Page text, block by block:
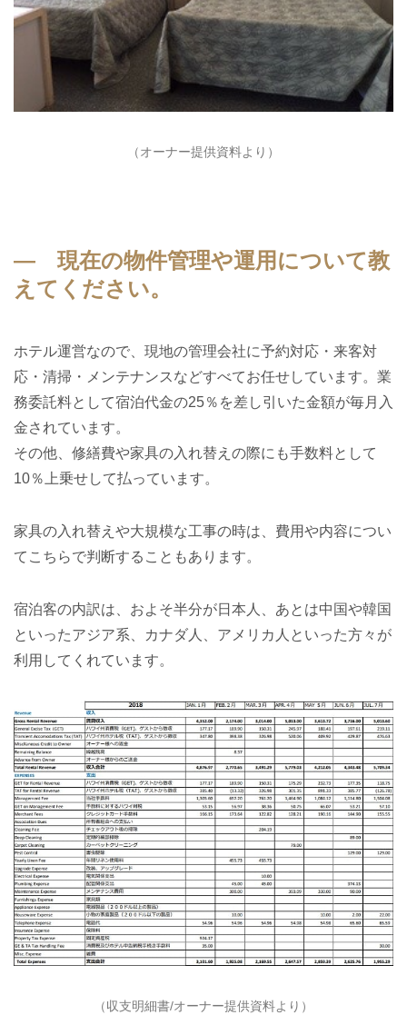
（オーナー提供資料より）
― 現在の物件管理や運用について教
えてください。
ホテル運営なので、現地の管理会社に予約対応・来客対
応・清掃・メンテナンスなどすべてお任せしています。業
務委託料として宿泊代金の25％を差し引いた金額が毎月入
金されています。
その他、修繕費や家具の入れ替えの際にも手数料として
10％上乗せして払っています。
家具の入れ替えや大規模な工事の時は、費用や内容につい
てこちらで判断することもあります。
宿泊客の内訳は、およそ半分が日本人、あとは中国や韓国
といったアジア系、カナダ人、アメリカ人といった方々が
利用してくれています。
（収支明細書/オーナー提供資料より）